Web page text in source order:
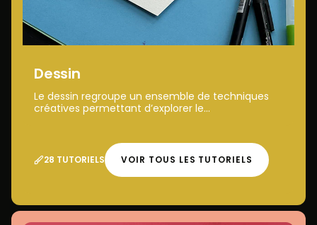
Dessin
Le dessin regroupe un ensemble de techniques
créatives permettant d’explorer le...
28 TUTORIELS VOIR TOUS LES TUTORIELS